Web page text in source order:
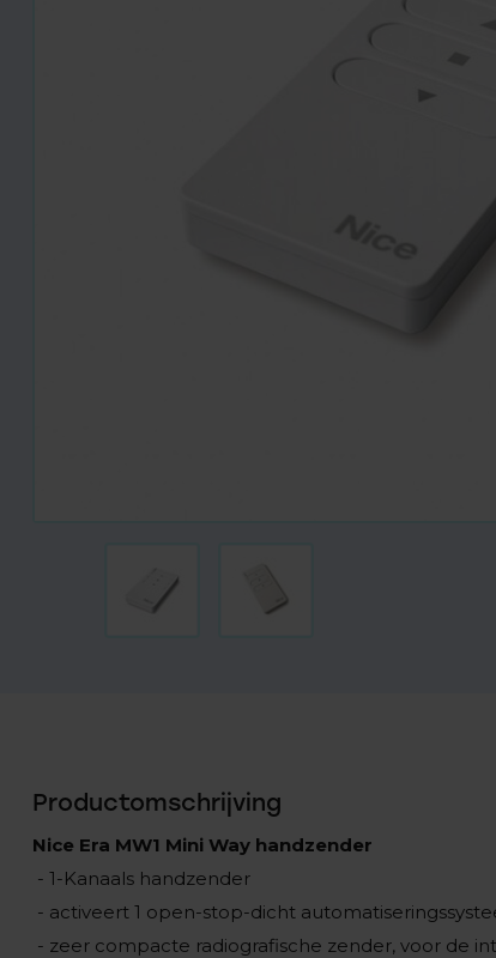
Productomschrijving
Nice Era MW1 Mini Way handzender
- 1-Kanaals handzender
- activeert 1 open-stop-dicht
- zeer compacte radiografische zender, voor de